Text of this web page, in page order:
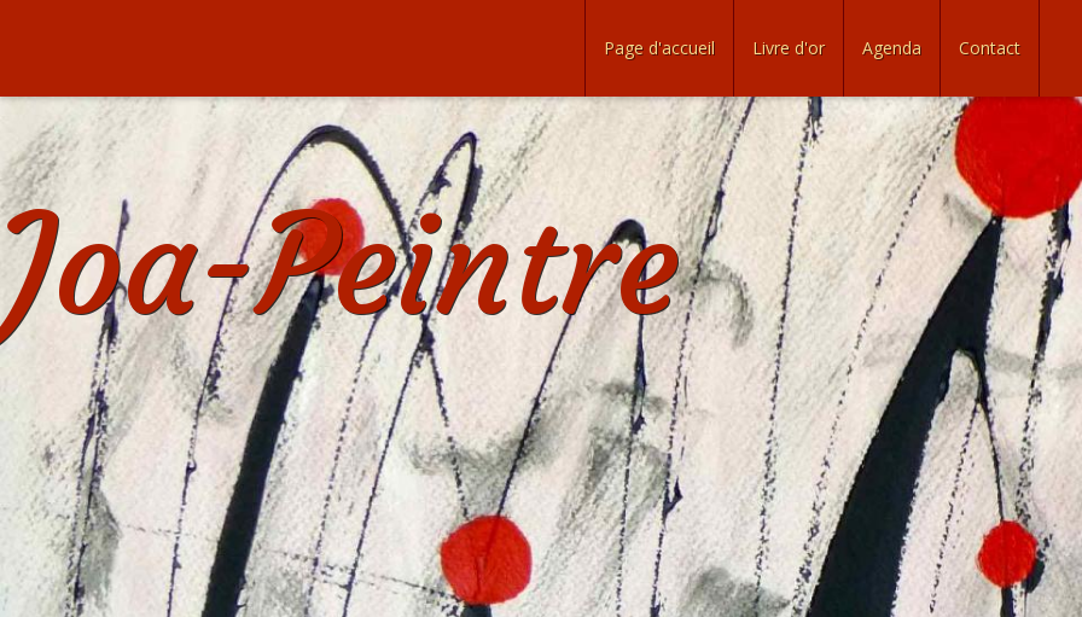
Page d'accueil Livre d'or Agenda Contact
Joa-Peintre